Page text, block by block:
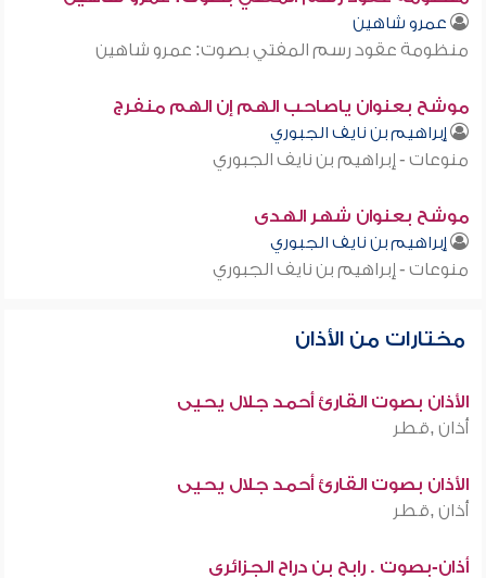
عمرو شاهين
منظومة عقود رسم المفتي بصوت: عمرو شاهين
موشح بعنوان ياصاحب الهم إن الهم منفرج
إبراهيم بن نايف الجبوري
منوعات - إبراهيم بن نايف الجبوري
موشح بعنوان شهر الهدى
إبراهيم بن نايف الجبوري
منوعات - إبراهيم بن نايف الجبوري
مختارات من الأذان
الأذان بصوت القارئ أحمد جلال يحيى
أذان ,قطر
الأذان بصوت القارئ أحمد جلال يحيى
أذان ,قطر
أذان-بصوت . رابح بن دراح الجزائري